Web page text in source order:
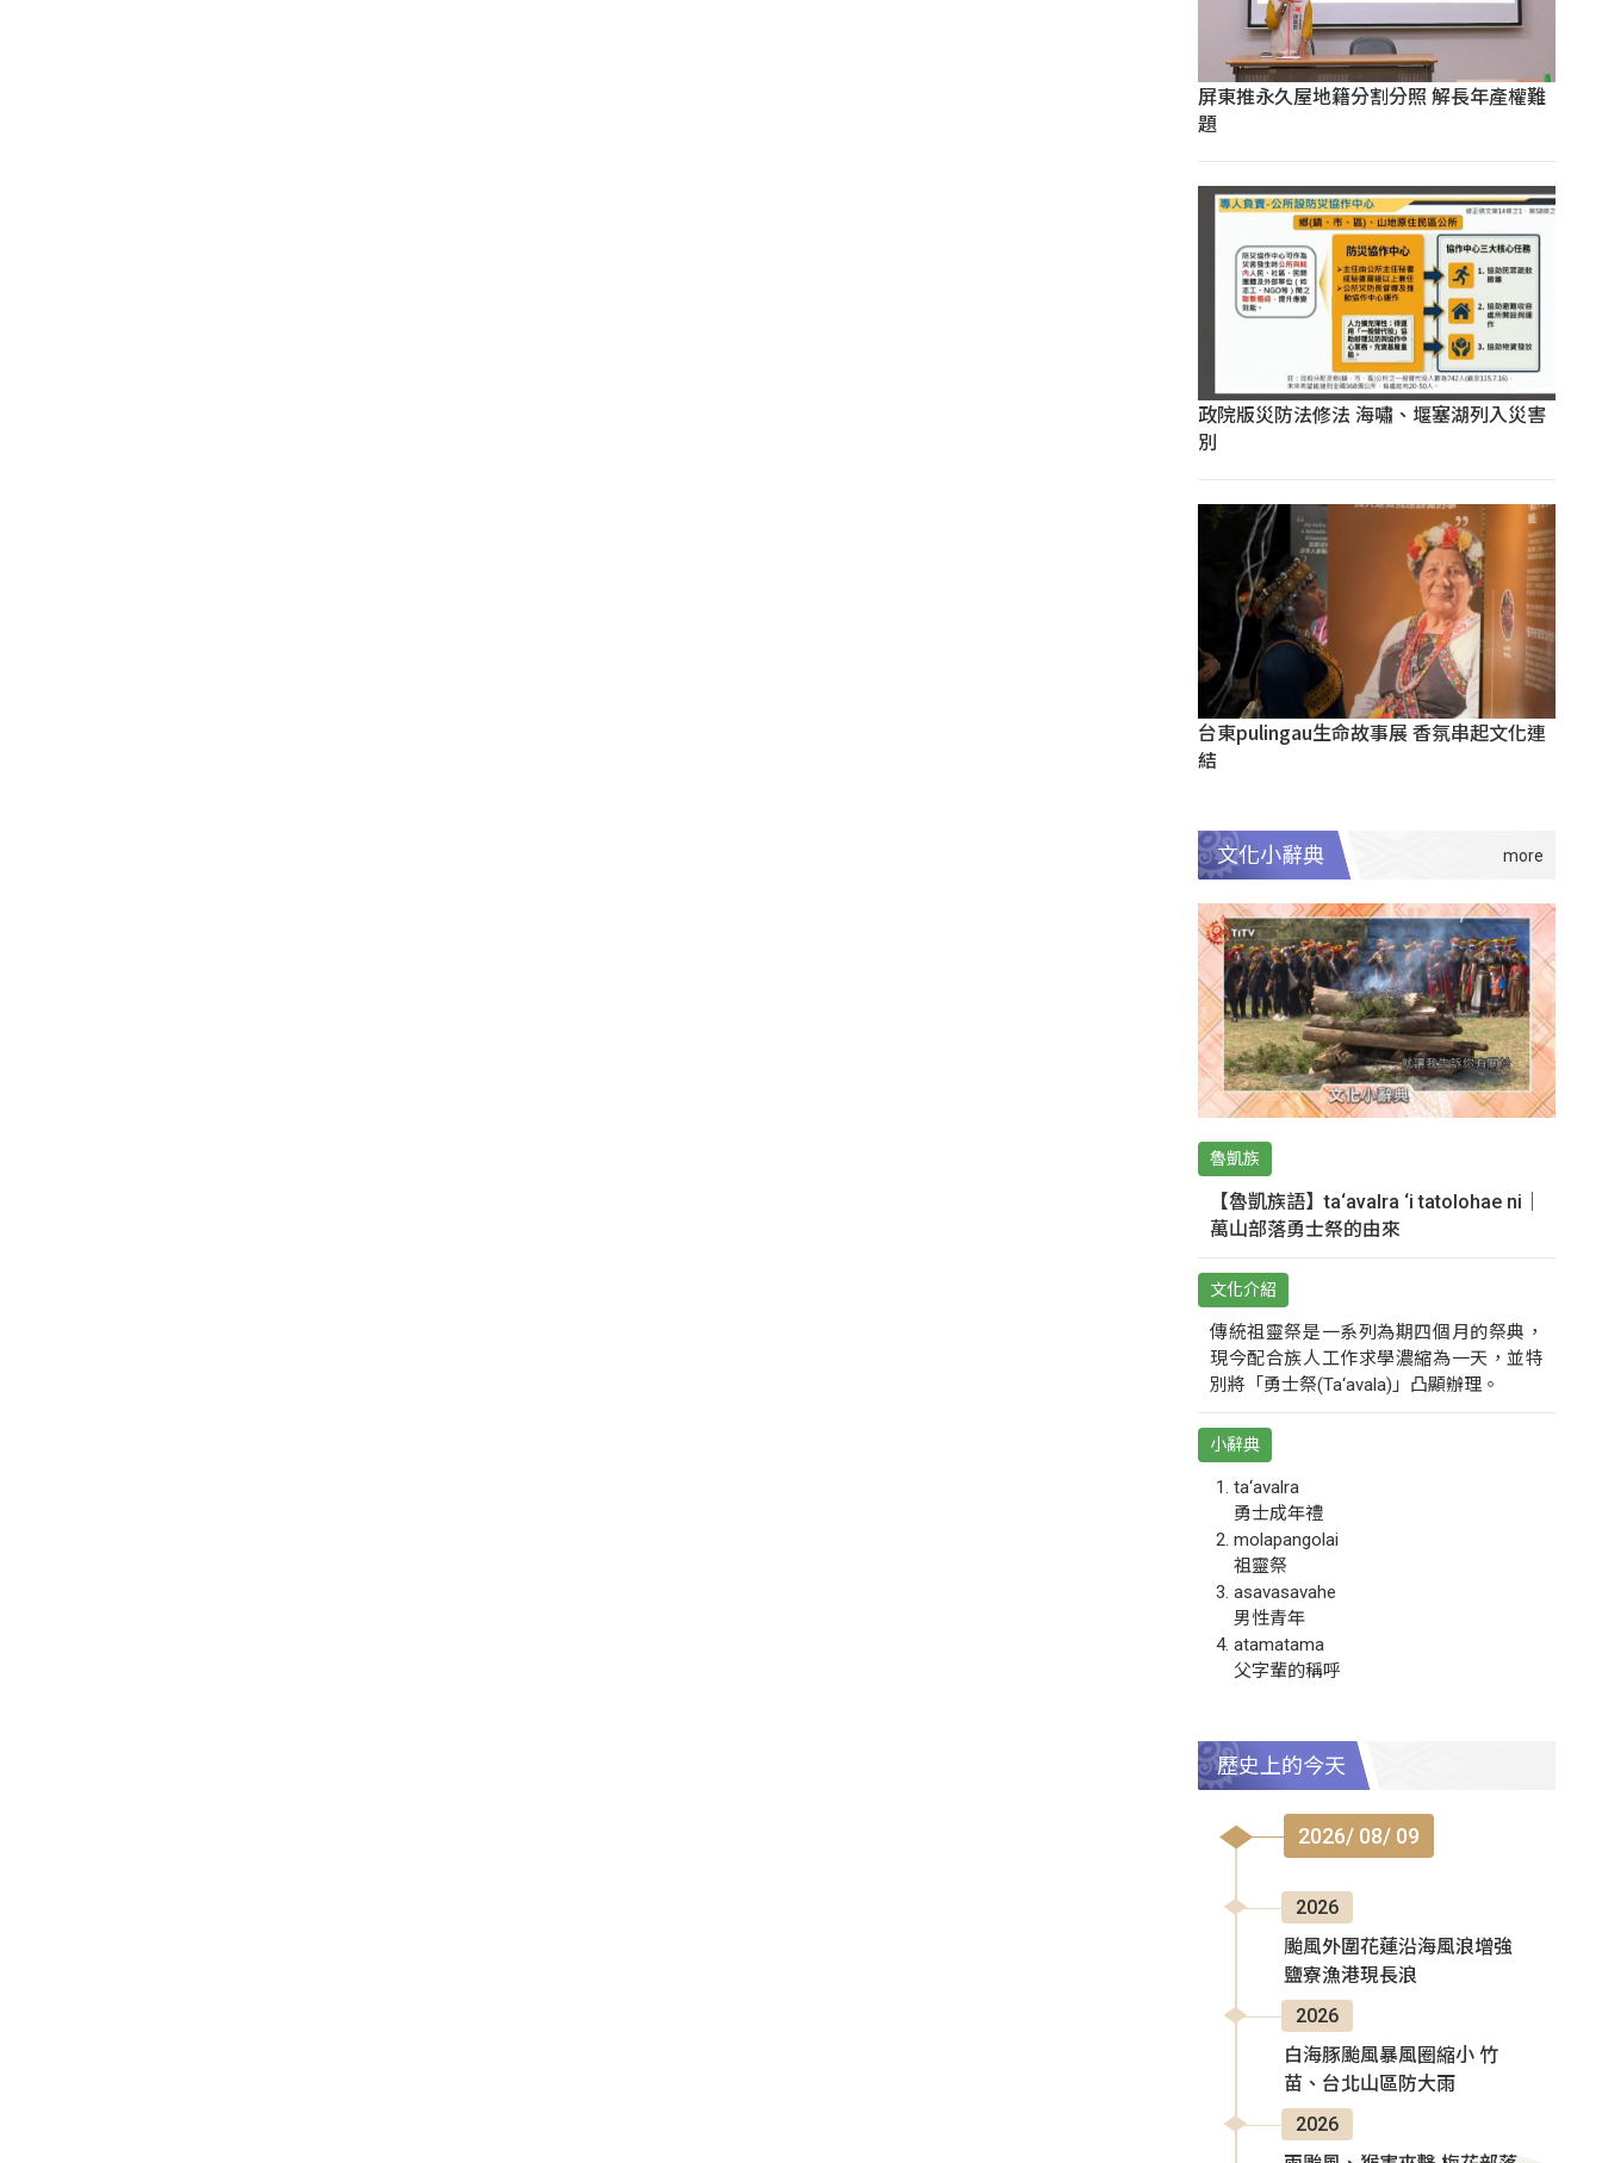
屏東推永久屋地籍分割分照 解長年產權難
題
政院版災防法修法 海嘯、堰塞湖列入災害
別
台東pulingau生命故事展 香氛串起文化連
結
文化小辭典
魯凱族
【魯凱族語】ta‘avalra ‘i tatolohae ni｜
萬山部落勇士祭的由來
文化介紹
傳統祖靈祭是一系列為期四個月的祭典，
現今配合族人工作求學濃縮為一天，並特
別將「勇士祭(Ta‘avala)」凸顯辦理。
小辭典
ta‘avalra
勇士成年禮
molapangolai
祖靈祭
asavasavahe
男性青年
atamatama
父字輩的稱呼
歷史上的今天
2026/ 08/ 09
2026
颱風外圍花蓮沿海風浪增強
鹽寮漁港現長浪
2026
白海豚颱風暴風圈縮小 竹
苗、台北山區防大雨
2026